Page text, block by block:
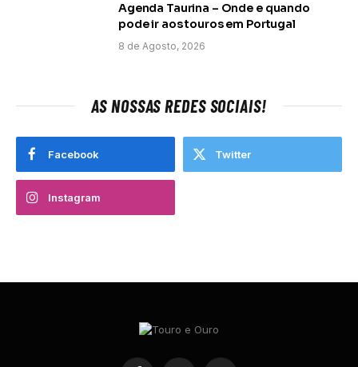
Agenda Taurina – Onde e quando
pode ir aos touros em Portugal
8 de Agosto, 2026
AS NOSSAS REDES SOCIAIS!
Facebook Twitter
Instagram